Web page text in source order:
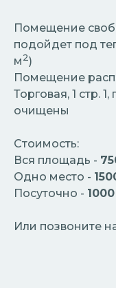
Помещение
подойдет под
м2)
Помещение
Торговая, 1 стр.
очищены
Стоимость:
Вся площадь -
Одно место -
Посуточно - 1000
Или позвоните